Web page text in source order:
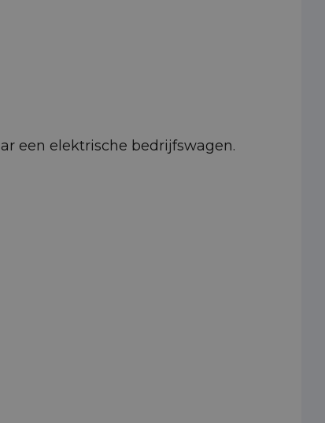
een elektrische bedrijfswagen.